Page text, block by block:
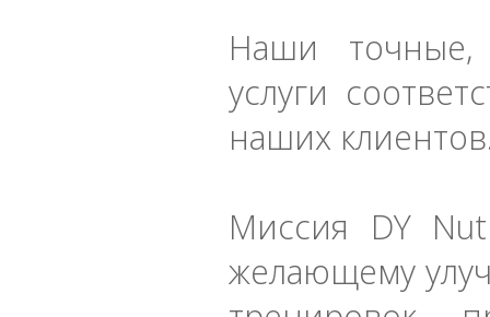
Наши точные,
услуги
наших
Миссия DY
желающему